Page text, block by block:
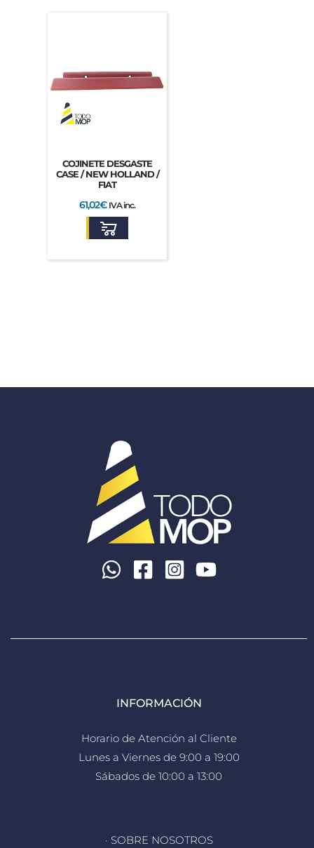
COJINETE DESGASTE
CASE / NEW HOLLAND /
FIAT
61,02€ IVA inc.
INFORMACIÓN
Horario de Atención al Cliente
Lunes a Viernes de 9:00 a 19:00
Sábados de 10:00 a 13:00
· SOBRE NOSOTROS